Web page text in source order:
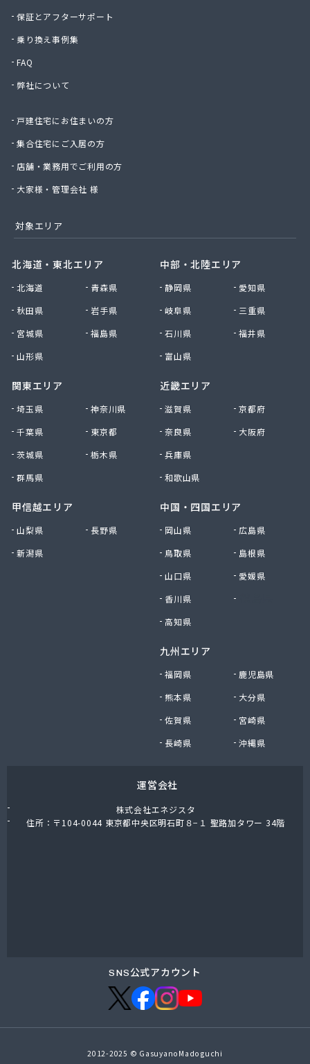
保証とアフターサポート
乗り換え事例集
FAQ
弊社について
戸建住宅にお住まいの方
集合住宅にご入居の方
店舗・業務用でご利用の方
大家様・管理会社 様
対象エリア
北海道・東北エリア
北海道
青森県
秋田県
岩手県
宮城県
福島県
山形県
関東エリア
埼玉県
神奈川県
千葉県
東京都
茨城県
栃木県
群馬県
甲信越エリア
山梨県
長野県
新潟県
中部・北陸エリア
静岡県
愛知県
岐阜県
三重県
石川県
福井県
富山県
近畿エリア
滋賀県
京都府
奈良県
大阪府
兵庫県
和歌山県
中国・四国エリア
岡山県
広島県
鳥取県
島根県
山口県
愛媛県
香川県
高知県
九州エリア
福岡県
鹿児島県
熊本県
大分県
佐賀県
宮崎県
長崎県
沖縄県
運営会社
株式会社エネジスタ
住所：〒104-0044 東京都中央区明石町８−１ 聖路加タワー 34階
SNS公式アカウント
2012-2025 © GasuyanoMadoguchi